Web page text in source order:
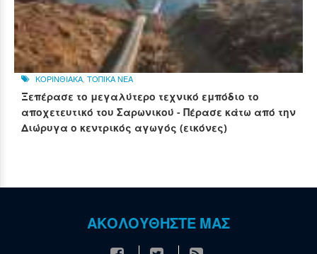
ΚΟΡΙΝΘΙΑΚΑ ΤΟΠΙΚΑ ΝΕΑ
Ξεπέρασε το μεγαλύτερο τεχνικό εμπόδιο το
αποχετευτικό του Σαρωνικού - Πέρασε κάτω από την
Διώρυγα ο κεντρικός αγωγός (εικόνες)
ΑΚΟΛΟΥΘΗΣΤΕ ΜΑΣ